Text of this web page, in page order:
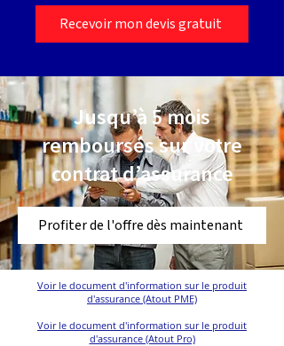
Recevoir mon devis gratuit
Jusqu’à 5 mois
remboursés sur votre
contrat d’assurance
Profiter de l'offre dès maintenant
Voir le document d'information sur le produit
d'assurance (Atout PME)
Voir le document d'information sur le produit
d'assurance (Atout Pro)